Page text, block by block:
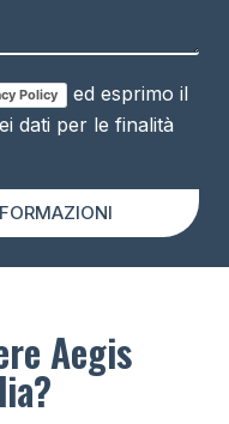
Policy
ed esprimo il
dati per le finalità
Aegis